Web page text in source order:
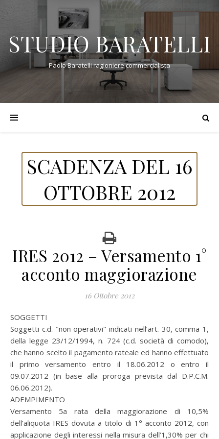
STUDIO BARATELLI
Paolo Baratelli ragioniere commercialista
SCADENZA DEL 16
OTTOBRE 2012
IRES 2012 – Versamento 1°
acconto maggiorazione
16 Ottobre 2012
SOGGETTI
Soggetti c.d. "non operativi" indicati nell’art. 30, comma 1,
della legge 23/12/1994, n. 724 (c.d. società di comodo),
che hanno scelto il pagamento rateale ed hanno effettuato
il primo versamento entro il 18.06.2012 o entro il
09.07.2012 (in base alla proroga prevista dal D.P.C.M.
06.06.2012).
ADEMPIMENTO
Versamento 5a rata della maggiorazione di 10,5%
dell’aliquota IRES dovuta a titolo di 1° acconto 2012, con
applicazione degli interessi nella misura dell’1,30% per chi